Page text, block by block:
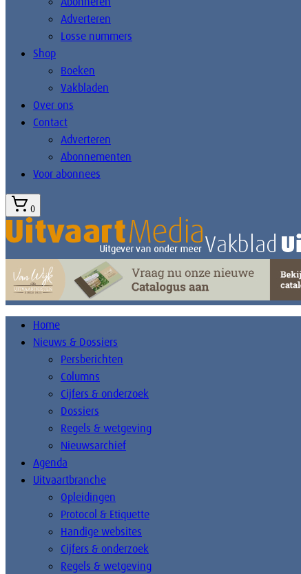
Adverteren
Losse nummers
Shop
Boeken
Vakbladen
Over ons
Contact
Adverteren
Abonnementen
Voor abonnees
0
Home
Nieuws & Dossiers
Persberichten
Columns
Cijfers & onderzoek
Dossiers
Regels & wetgeving
Nieuwsarchief
Agenda
Uitvaartbranche
Opleidingen
Protocol & Etiquette
Handige websites
Cijfers & onderzoek
Regels & wetgeving